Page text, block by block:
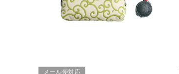
メール便対応